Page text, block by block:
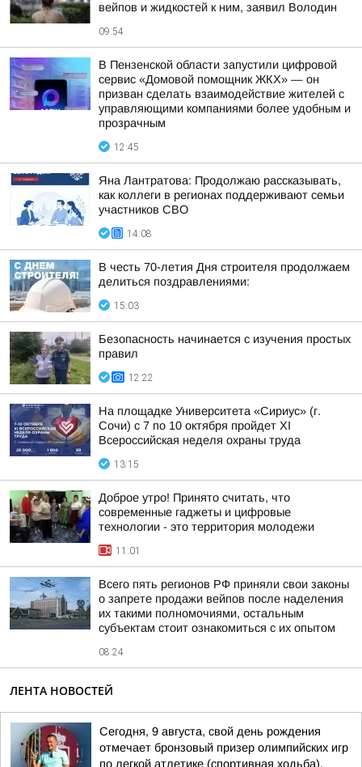
вейпов и жидкостей к ним, заявил Володин
09:54
В Пензенской области запустили цифровой
сервис «Домовой помощник ЖКХ» — он
призван сделать взаимодействие жителей с
управляющими компаниями более удобным и
прозрачным
12:45
Яна Лантратова: Продолжаю рассказывать,
как коллеги в регионах поддерживают семьи
участников СВО
14:08
В честь 70-летия Дня строителя продолжаем
делиться поздравлениями:
15:03
Безопасность начинается с изучения простых
правил
12:22
На площадке Университета «Сириус» (г.
Сочи) с 7 по 10 октября пройдет XI
Всероссийская неделя охраны труда
13:15
Доброе утро! Принято считать, что
современные гаджеты и цифровые
технологии - это территория молодежи
11:01
Всего пять регионов РФ приняли свои законы
о запрете продажи вейпов после наделения
их такими полномочиями, остальным
субъектам стоит ознакомиться с их опытом
08:24
ЛЕНТА НОВОСТЕЙ
Сегодня, 9 августа, свой день рождения
отмечает бронзовый призер олимпийских игр
по легкой атлетике (спортивная ходьба),